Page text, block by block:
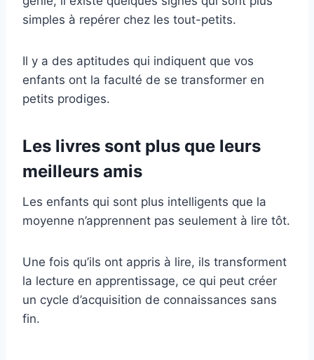
simples à repérer chez les tout-petits.
Il y a des aptitudes qui indiquent que vos
enfants ont la faculté de se transformer en
petits prodiges.
Les livres sont plus que leurs
meilleurs amis
Les enfants qui sont plus intelligents que la
moyenne n’apprennent pas seulement à lire tôt.
Une fois qu’ils ont appris à lire, ils transforment
la lecture en apprentissage, ce qui peut créer
un cycle d’acquisition de connaissances sans
fin.